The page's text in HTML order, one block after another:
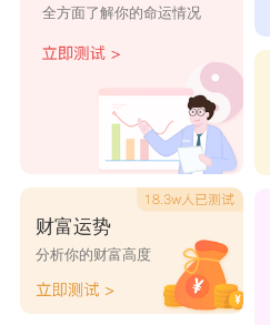
全方面了解你的命运情况
财富运势
分析你的财富高度